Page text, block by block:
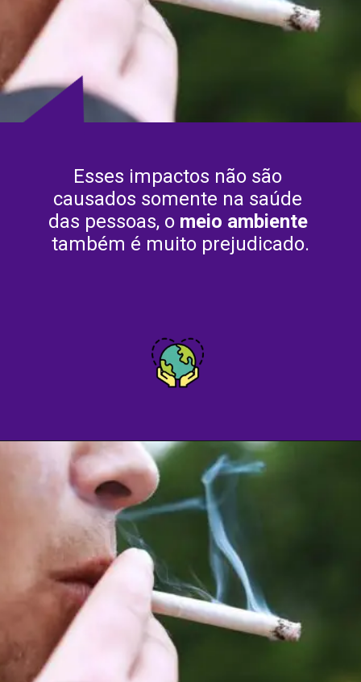
Esses impactos não são
causados somente na saúde
das pessoas, o meio ambiente
também é muito prejudicado.